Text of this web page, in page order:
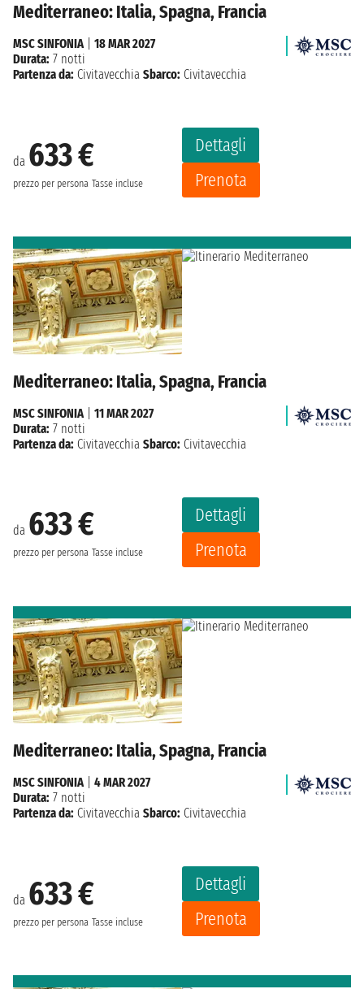
Mediterraneo: Italia, Spagna, Francia
da 633 €
prezzo per persona Tasse incluse
Dettagli
Prenota
MSC SINFONIA| 18 MAR 2027
Durata: 7 notti
Partenza da: Civitavecchia Sbarco: Civitavecchia
Mediterraneo: Italia, Spagna, Francia
da 633 €
prezzo per persona Tasse incluse
Dettagli
Prenota
MSC SINFONIA| 11 MAR 2027
Durata: 7 notti
Partenza da: Civitavecchia Sbarco: Civitavecchia
Mediterraneo: Italia, Spagna, Francia
da 633 €
prezzo per persona Tasse incluse
Dettagli
Prenota
MSC SINFONIA| 4 MAR 2027
Durata: 7 notti
Partenza da: Civitavecchia Sbarco: Civitavecchia